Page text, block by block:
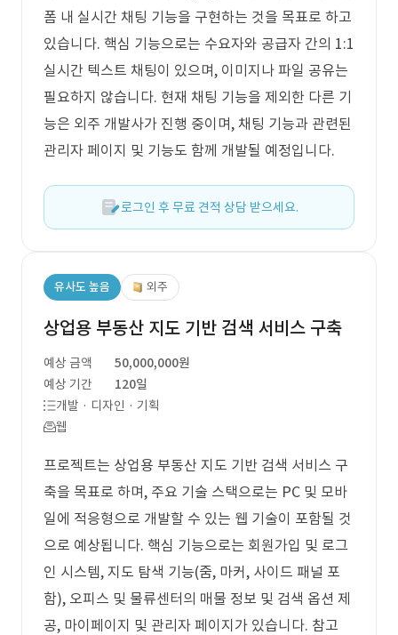
폼 내 실시간 채팅 기능을 구현하는 것을 목표로 하고
있습니다. 핵심 기능으로는 수요자와 공급자 간의 1:1
실시간 텍스트 채팅이 있으며, 이미지나 파일 공유는
필요하지 않습니다. 현재 채팅 기능을 제외한 다른 기
능은 외주 개발사가 진행 중이며, 채팅 기능과 관련된
관리자 페이지 및 기능도 함께 개발될 예정입니다.
로그인 후 무료 견적 상담 받으세요.
유사도 높음 외주
상업용 부동산 지도 기반 검색 서비스 구축
예상 금액
50,000,000원
예상 기간
120일
개발 · 디자인 · 기획
웹
프로젝트는 상업용 부동산 지도 기반 검색 서비스 구
축을 목표로 하며, 주요 기술 스택으로는 PC 및 모바
일에 적응형으로 개발할 수 있는 웹 기술이 포함될 것
으로 예상됩니다. 핵심 기능으로는 회원가입 및 로그
인 시스템, 지도 탐색 기능(줌, 마커, 사이드 패널 포
함), 오피스 및 물류센터의 매물 정보 및 검색 옵션 제
공, 마이페이지 및 관리자 페이지가 있습니다. 참고